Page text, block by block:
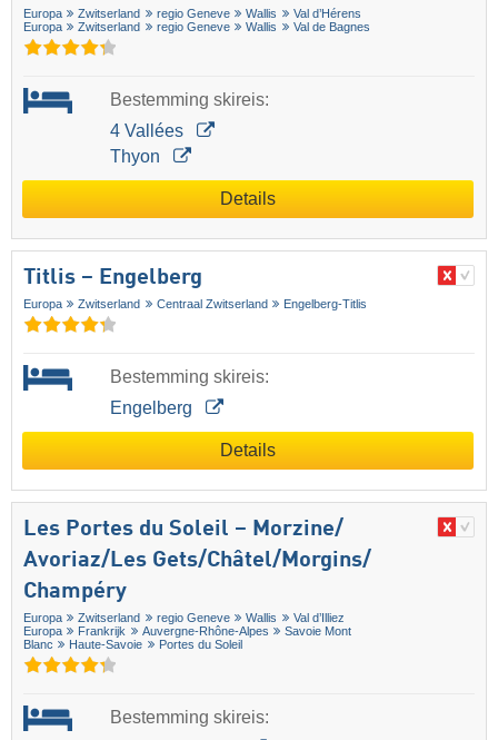
Europa Zwitserland regio Geneve Wallis
Val d’Hérens
Europa
Zwitserland regio Geneve Wallis Val de Bagnes
Bestemming skireis:
4 Vallées
Thyon
Details
Titlis – Engelberg
Europa Zwitserland Centraal Zwitserland Engelberg-Titlis
Bestemming skireis:
Engelberg
Details
Les Portes du Soleil – Morzine/​
Avoriaz/​Les Gets/​Châtel/​Morgins/​
Champéry
Europa Zwitserland regio Geneve Wallis
Val d’Illiez
Europa
Frankrijk Auvergne-Rhône-Alpes
Savoie Mont
Blanc
Haute-Savoie Portes du Soleil
Bestemming skireis: